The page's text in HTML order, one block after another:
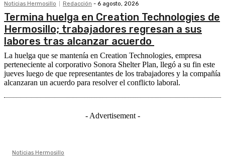
Noticias Hermosillo Redacción - 6 agosto, 2026
Termina huelga en Creation Technologies de
Hermosillo; trabajadores regresan a sus
labores tras alcanzar acuerdo
La huelga que se mantenía en Creation Technologies, empresa
perteneciente al corporativo Sonora Shelter Plan, llegó a su fin este
jueves luego de que representantes de los trabajadores y la compañía
alcanzaran un acuerdo para resolver el conflicto laboral.
- Advertisement -
Noticias Hermosillo